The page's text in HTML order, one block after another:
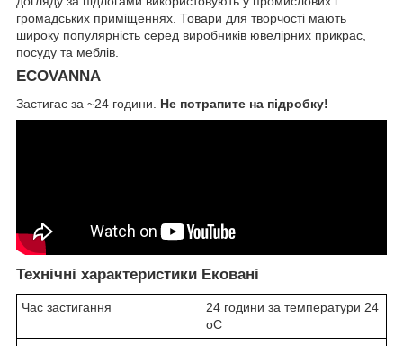
громадських приміщеннях. Товари для творчості мають
широку популярність серед виробників ювелірних прикрас,
посуду та меблів.
ECOVANNA
Застигає за ~24 години. Не потрапите на підробку!
Технічні характеристики Ековані
Час застигання
24 години за температури 24
oC